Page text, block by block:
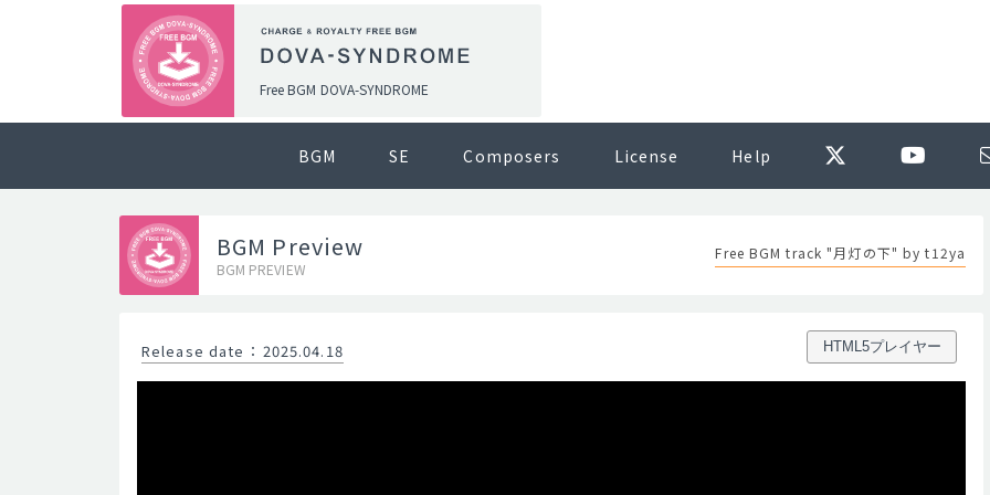
Free BGM DOVA-SYNDROME
BGM SE Composers License Help
BGM Preview
BGM PREVIEW
Free BGM track "月灯の下" by t12ya
Release date ： 2025.04.18 HTML5プレイヤー